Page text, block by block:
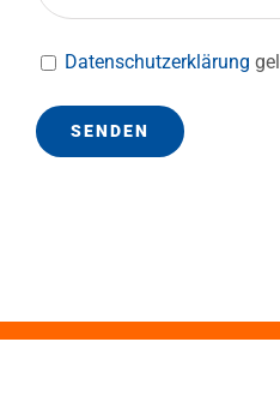
Datenschutzerklärung